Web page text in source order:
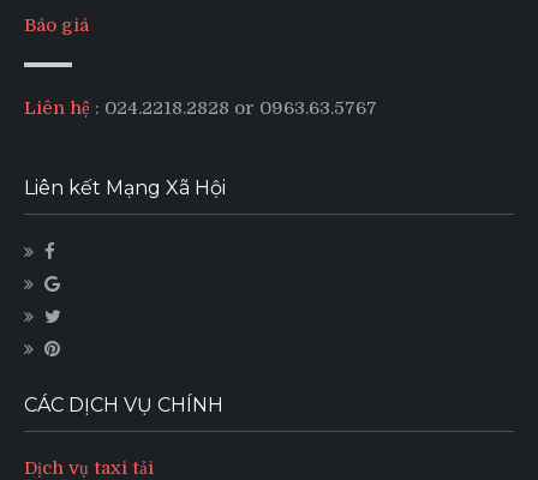
Báo giá
Liên hệ : 024.2218.2828 or 0963.63.5767
Liên kết Mạng Xã Hội
CÁC DỊCH VỤ CHÍNH
Dịch vụ taxi tải